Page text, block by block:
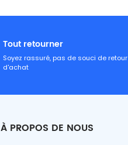
Tout retourner
Soyez rassuré, pas de souci de retour
d'achat
À PROPOS DE NOUS